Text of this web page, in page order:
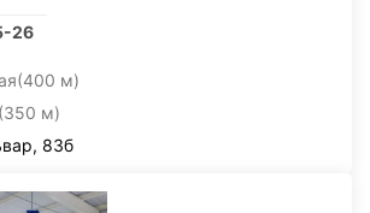
26
(400 м)
(350 м)
83б